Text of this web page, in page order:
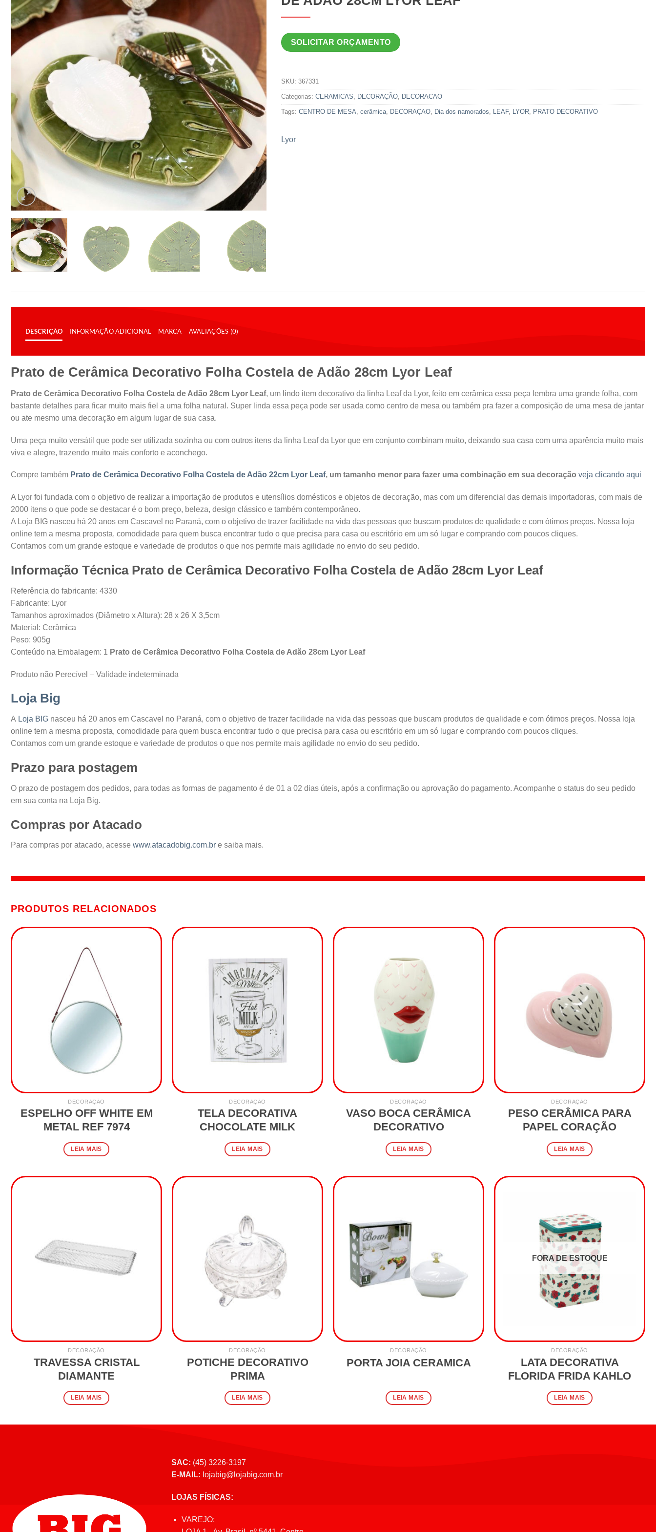
SOLICITAR ORÇAMENTO
SKU:367331
Categorias:CERAMICAS, DECORAÇÃO, DECORACAO
Tags:CENTRO DE MESA,cerâmica, DECORAÇAO, Dia dos namorados, LEAF, LYOR, PRATO DECORATIVO
Lyor
DESCRIÇÃO INFORMAÇÃO ADICIONAL MARCA AVALIAÇÕES (0)
Prato de Cerâmica Decorativo Folha Costela de Adão 28cm Lyor Leaf
Prato de Cerâmica Decorativo Folha Costela de Adão 28cm Lyor Leaf, um lindo item decorativo da linha Leaf da Lyor, feito em cerâmica essa peça lembra uma grande folha, com
bastante detalhes para ficar muito mais fiel a uma folha natural. Super linda essa peça pode ser usada como centro de mesa ou também pra fazer a composição de uma mesa de jantar
ou ate mesmo uma decoração em algum lugar de sua casa.
Uma peça muito versátil que pode ser utilizada sozinha ou com outros itens da linha Leaf da Lyor que em conjunto combinam muito, deixando sua casa com uma aparência muito mais
viva e alegre, trazendo muito mais conforto e aconchego.
Compre também Prato de Cerâmica Decorativo Folha Costela de Adão 22cm Lyor Leaf, um tamanho menor para fazer uma combinação em sua decoração veja clicando aqui
A Lyor foi fundada com o objetivo de realizar a importação de produtos e utensílios domésticos e objetos de decoração, mas com um diferencial das demais importadoras, com mais de
2000 itens o que pode se destacar é o bom preço, beleza, design clássico e também contemporâneo.
A Loja BIG nasceu há 20 anos em Cascavel no Paraná, com o objetivo de trazer facilidade na vida das pessoas que buscam produtos de qualidade e com ótimos preços. Nossa loja
online tem a mesma proposta, comodidade para quem busca encontrar tudo o que precisa para casa ou escritório em um só lugar e comprando com poucos cliques.
Contamos com um grande estoque e variedade de produtos o que nos permite mais agilidade no envio do seu pedido.
Informação Técnica Prato de Cerâmica Decorativo Folha Costela de Adão 28cm Lyor Leaf
Referência do fabricante: 4330
Fabricante: Lyor
Tamanhos aproximados (Diâmetro x Altura): 28 x 26 X 3,5cm
Material: Cerâmica
Peso: 905g
Conteúdo na Embalagem: 1 Prato de Cerâmica Decorativo Folha Costela de Adão 28cm Lyor Leaf
Produto não Perecível – Validade indeterminada
Loja Big
A Loja BIG nasceu há 20 anos em Cascavel no Paraná, com o objetivo de trazer facilidade na vida das pessoas que buscam produtos de qualidade e com ótimos preços. Nossa loja
online tem a mesma proposta, comodidade para quem busca encontrar tudo o que precisa para casa ou escritório em um só lugar e comprando com poucos cliques.
Contamos com um grande estoque e variedade de produtos o que nos permite mais agilidade no envio do seu pedido.
Prazo para postagem
O prazo de postagem dos pedidos, para todas as formas de pagamento é de 01 a 02 dias úteis, após a confirmação ou aprovação do pagamento. Acompanhe o status do seu pedido
em sua conta na Loja Big.
Compras por Atacado
Para compras por atacado, acesse www.atacadobig.com.br e saiba mais.
PRODUTOS RELACIONADOS
DECORAÇÃO
ESPELHO OFF WHITE EM
METAL REF 7974
LEIA MAIS
DECORAÇÃO
TELA DECORATIVA
CHOCOLATE MILK
LEIA MAIS
DECORAÇÃO
VASO BOCA CERÂMICA
DECORATIVO
LEIA MAIS
DECORAÇÃO
PESO CERÂMICA PARA
PAPEL CORAÇÃO
LEIA MAIS
DECORAÇÃO
TRAVESSA CRISTAL
DIAMANTE
LEIA MAIS
DECORAÇÃO
POTICHE DECORATIVO
PRIMA
LEIA MAIS
DECORAÇÃO
PORTA JOIA CERAMICA
LEIA MAIS
FORA DE ESTOQUE
DECORAÇÃO
LATA DECORATIVA
FLORIDA FRIDA KAHLO
LEIA MAIS
SAC: (45) 3226-3197
E-MAIL: lojabig@lojabig.com.br
LOJAS FÍSICAS:
VAREJO: